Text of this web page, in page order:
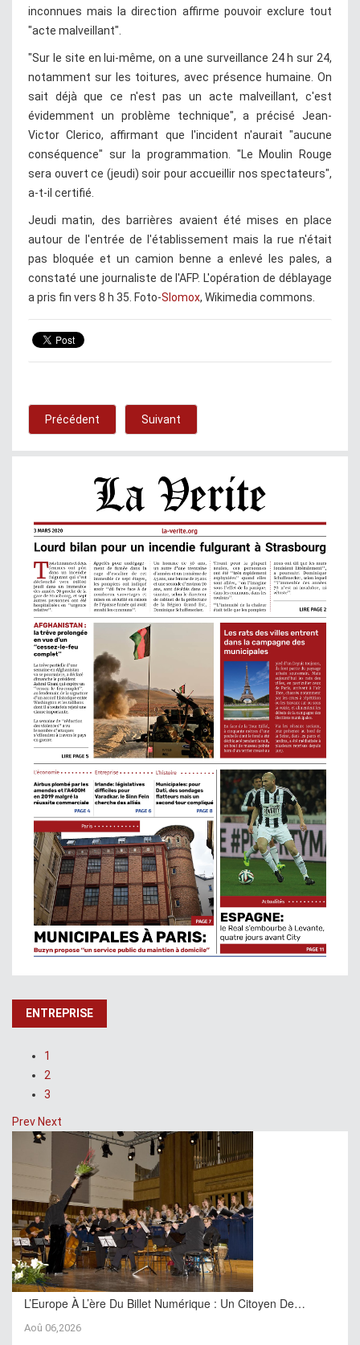
inconnues mais la direction affirme pouvoir exclure tout
"acte malveillant".
"Sur le site en lui-même, on a une surveillance 24 h sur 24,
notamment sur les toitures, avec présence humaine. On
sait déjà que ce n'est pas un acte malveillant, c'est
évidemment un problème technique", a précisé Jean-
Victor Clerico, affirmant que l'incident n'aurait "aucune
conséquence" sur la programmation. "Le Moulin Rouge
sera ouvert ce (jeudi) soir pour accueillir nos spectateurs",
a-t-il certifié.
Jeudi matin, des barrières avaient été mises en place
autour de l'entrée de l'établissement mais la rue n'était
pas bloquée et un camion benne a enlevé les pales, a
constaté une journaliste de l'AFP. L'opération de déblayage
a pris fin vers 8 h 35. Foto-Slomox, Wikimedia commons.
Précédent Suivant
ENTREPRISE
1
2
3
Prev Next
L’Europe À L’ère Du Billet Numérique : Un Citoyen De…
Aoû 06,2026